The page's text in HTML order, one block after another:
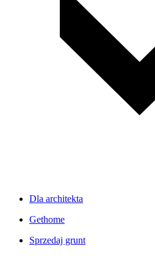
Dla architekta
Gethome
Sprzedaj grunt